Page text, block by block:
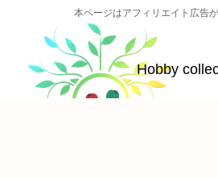
本ページはアフィリエイト広告
Hobby